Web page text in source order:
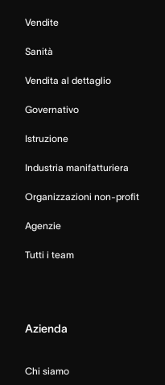
Vendite
Sanità
Vendita al dettaglio
Governativo
Istruzione
Industria manifatturiera
Organizzazioni non-profit
Agenzie
Tutti i team
Azienda
Chi siamo